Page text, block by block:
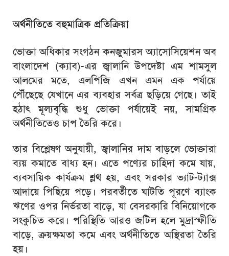
অর্থনীতিতে বহুমাত্রিক প্রতিক্রিয়া
ভোক্তা অধিকার সংগঠনকনজুমারস অ্যাসোসিয়েশন অব
বাংলাদেশ (ক্যাব)-এর জ্বালানি উপদেষ্টা এম শামসুল
আলমের মতে, এলপিজি এখন এমন এক পর্যায়ে
পৌঁছেছে যেখানে এর ব্যবহার সর্বত্র ছড়িয়ে গেছে। তাই
হঠাৎ মূল্যবৃদ্ধি শুধু ভোক্তা পর্যায়েই নয়, সামগ্রিক
অর্থনীতিতেও চাপ তৈরি করে।
তার বিশ্লেষণ অনুযায়ী, জ্বালানির দাম বাড়লে ভোক্তারা
ব্যয় কমাতে বাধ্য হন। এতে পণ্যের চাহিদা কমে যায়,
ব্যবসায়িক কার্যক্রম শ্লথ হয়, এবং সরকার ভ্যাট-ট্যাক্স
আদায়ে পিছিয়ে পড়ে। পরবর্তীতে ঘাটতি পূরণে ব্যাংক
ঋণের ওপর নির্ভরতা বাড়ে, যা বেসরকারি বিনিয়োগকে
সংকুচিত করে। পরিস্থিতি আরও জটিল হলে মুদ্রাস্ফীতি
বাড়ে, ক্রয়ক্ষমতা কমে এবং অর্থনীতিতে অস্থিরতা তৈরি
হয়।